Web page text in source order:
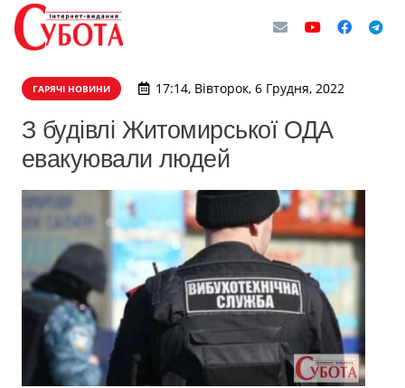
ГАРЯЧІ НОВИНИ 17:14, Вівторок, 6 Грудня, 2022
З будівлі Житомирської ОДА
евакуювали людей